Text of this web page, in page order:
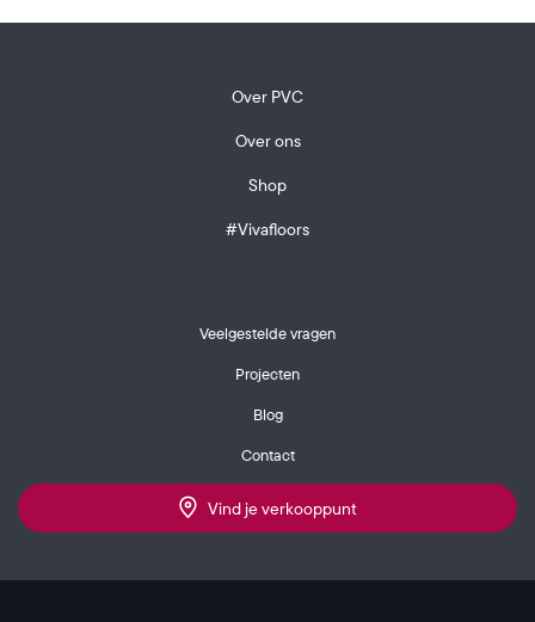
Over PVC
Over ons
Shop
#Vivafloors
Veelgestelde vragen
Projecten
Blog
Contact
Vind je verkooppunt